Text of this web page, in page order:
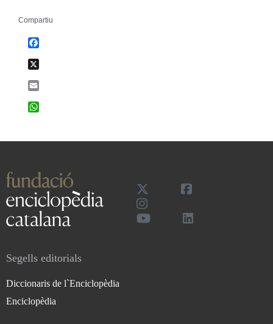
Compartiu
Segells editorials
Diccionaris de l`Enciclopèdia
Enciclopèdia